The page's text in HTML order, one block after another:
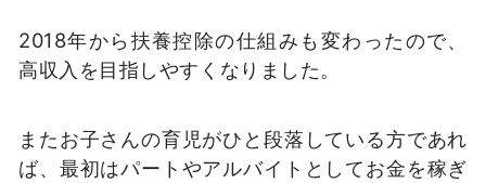
2018年から扶養控除の仕組みも変わったので、
高収入を目指しやすくなりました。
またお子さんの育児がひと段落している方であれ
ば、最初はパートやアルバイトとしてお金を稼ぎ